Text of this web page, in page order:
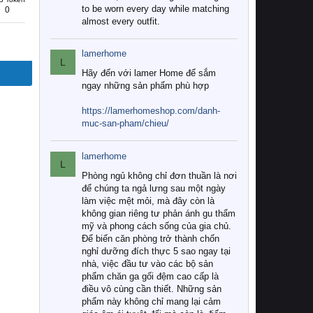
0
to be worn every day while matching
almost every outfit.
L
lamerhome
Hãy đến với lamer Home để sắm
ngay những sản phẩm phù hợp
https://lamerhomeshop.com/danh-
muc-san-pham/chieu/
L
lamerhome
Phòng ngủ không chỉ đơn thuần là nơi
để chúng ta ngả lưng sau một ngày
làm việc mệt mỏi, mà đây còn là
không gian riêng tư phản ánh gu thẩm
mỹ và phong cách sống của gia chủ.
Để biến căn phòng trở thành chốn
nghỉ dưỡng đích thực 5 sao ngay tại
nhà, việc đầu tư vào các bộ sản
phẩm chăn ga gối đệm cao cấp là
điều vô cùng cần thiết. Những sản
phẩm này không chỉ mang lại cảm